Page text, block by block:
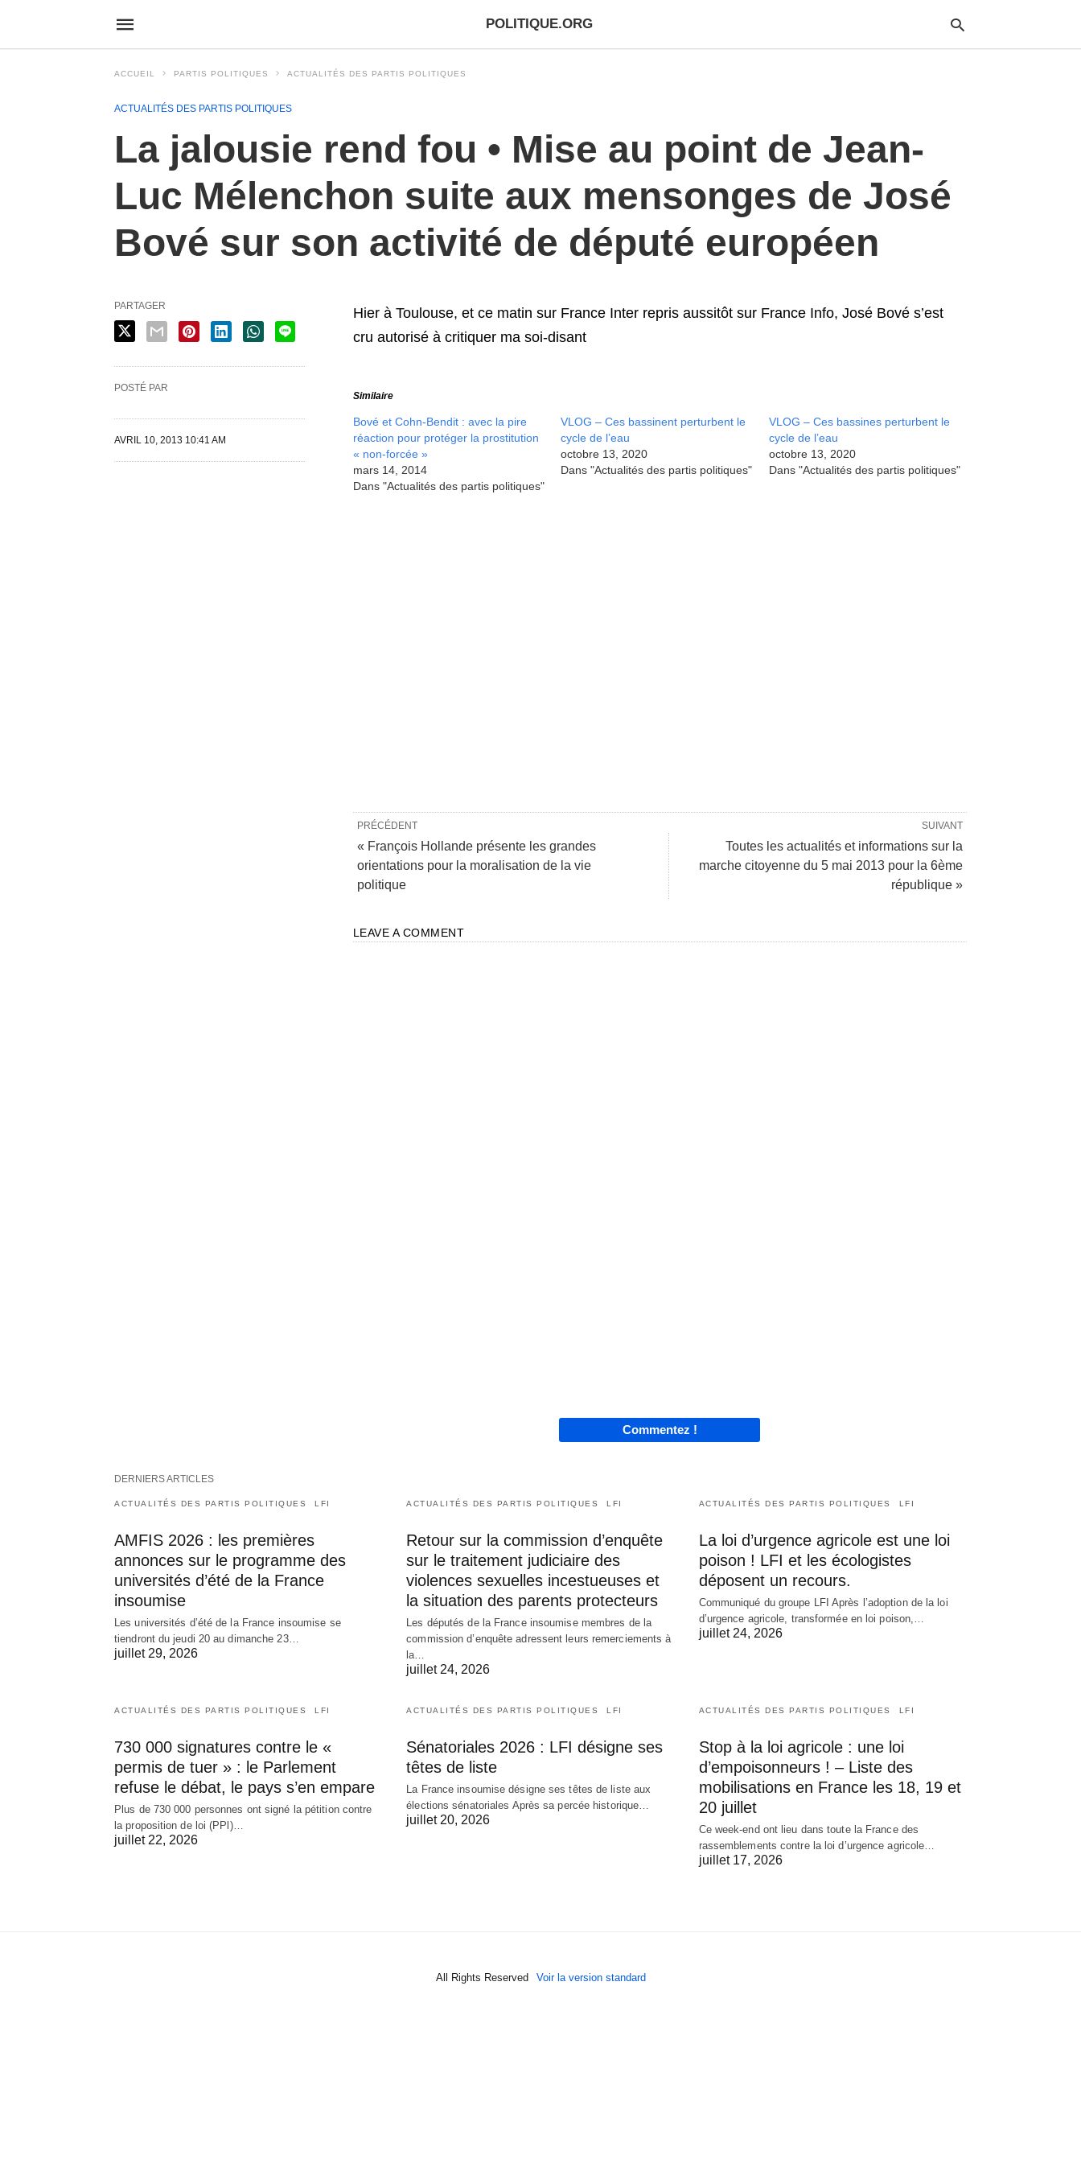
POLITIQUE.ORG
ACCUEIL PARTIS POLITIQUES ACTUALITÉS DES PARTIS POLITIQUES
ACTUALITÉS DES PARTIS POLITIQUES
La jalousie rend fou • Mise au point de Jean-
Luc Mélenchon suite aux mensonges de José
Bové sur son activité de député européen
Hier à Toulouse, et ce matin sur France Inter repris aussitôt sur France Info, José Bové s’est
cru autorisé à critiquer ma soi-disant
Similaire
Bové et Cohn-Bendit : avec la pire
réaction pour protéger la prostitution
« non-forcée »
mars 14, 2014
Dans "Actualités des partis politiques"
VLOG – Ces bassinent perturbent le
cycle de l’eau
octobre 13, 2020
Dans "Actualités des partis politiques"
VLOG – Ces bassines perturbent le
cycle de l’eau
octobre 13, 2020
Dans "Actualités des partis politiques"
SUIVANT
Toutes les actualités et informations sur la
marche citoyenne du 5 mai 2013 pour la 6ème
république »
PRÉCÉDENT
« François Hollande présente les grandes
orientations pour la moralisation de la vie
politique
LEAVE A COMMENT
Commentez !
PARTAGER
POSTÉ PAR
AVRIL 10, 2013 10:41 AM
DERNIERS ARTICLES
ACTUALITÉS DES PARTIS POLITIQUES LFI
AMFIS 2026 : les premières
annonces sur le programme des
universités d’été de la France
insoumise
Les universités d’été de la France insoumise se
tiendront du jeudi 20 au dimanche 23…
juillet 29, 2026
ACTUALITÉS DES PARTIS POLITIQUES LFI
Retour sur la commission d’enquête
sur le traitement judiciaire des
violences sexuelles incestueuses et
la situation des parents protecteurs
Les députés de la France insoumise membres de la
commission d’enquête adressent leurs remerciements à
la…
juillet 24, 2026
ACTUALITÉS DES PARTIS POLITIQUES LFI
La loi d’urgence agricole est une loi
poison ! LFI et les écologistes
déposent un recours.
Communiqué du groupe LFI Après l’adoption de la loi
d’urgence agricole, transformée en loi poison,…
juillet 24, 2026
ACTUALITÉS DES PARTIS POLITIQUES LFI
730 000 signatures contre le «
permis de tuer » : le Parlement
refuse le débat, le pays s’en empare
Plus de 730 000 personnes ont signé la pétition contre
la proposition de loi (PPl)…
juillet 22, 2026
ACTUALITÉS DES PARTIS POLITIQUES LFI
Sénatoriales 2026 : LFI désigne ses
têtes de liste
La France insoumise désigne ses têtes de liste aux
élections sénatoriales Après sa percée historique…
juillet 20, 2026
ACTUALITÉS DES PARTIS POLITIQUES LFI
Stop à la loi agricole : une loi
d’empoisonneurs ! – Liste des
mobilisations en France les 18, 19 et
20 juillet
Ce week-end ont lieu dans toute la France des
rassemblements contre la loi d’urgence agricole…
juillet 17, 2026
All Rights Reserved Voir la version standard